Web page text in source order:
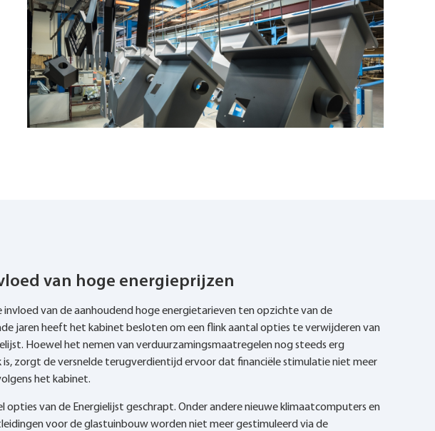
van hoge energieprijzen
invloed van de aanhoudend hoge energietarieven ten opzichte van de
jaren heeft het kabinet besloten om een flink aantal opties te verwijderen van
Hoewel het nemen van verduurzamingsmaatregelen nog steeds erg
is, zorgt de versnelde terugverdientijd ervoor dat financiële stimulatie niet meer
het kabinet.
opties van de Energielijst geschrapt. Onder andere nieuwe klimaatcomputers en
voor de glastuinbouw worden niet meer gestimuleerd via de